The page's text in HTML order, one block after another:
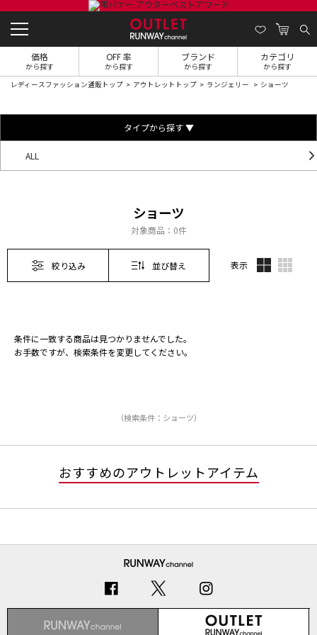
価格
から探す
OFF 率
から探す
ブランド
から探す
カテゴリ
から探す
レディースファッション通販トップ アウトレットトップ ランジェリー ショーツ
タイプから探す ▼
ALL
ショーツ
対象商品： 0件
絞り込み 並び替え 表示
条件に一致する商品は見つかりませんでした。
お手数ですが、検索条件を変更してください。
（検索条件：ショーツ）
おすすめのアウトレットアイテム